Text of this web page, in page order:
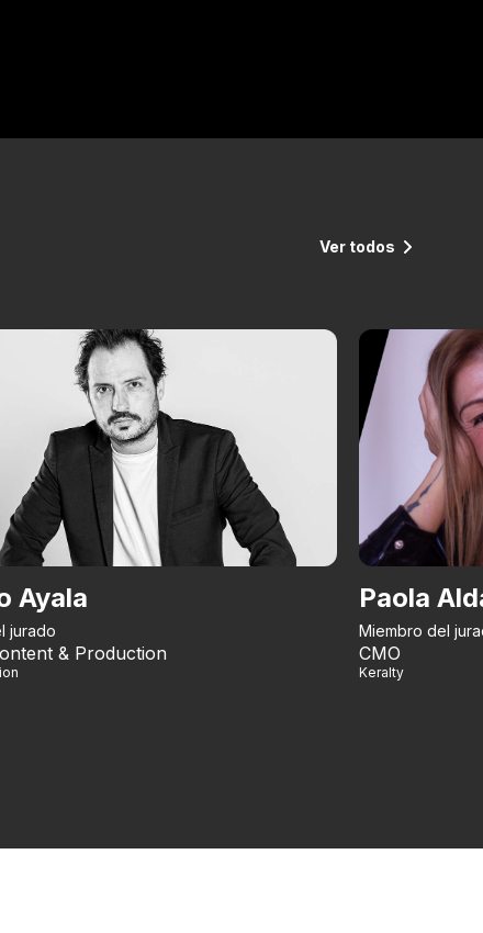
Ver todos
Ayala
jurado
& Production
Paola
Miembro del
CMO
Keralty